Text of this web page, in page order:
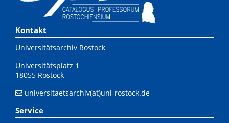
Kontakt
Universitätsarchiv Rostock
Universitätsplatz 1
18055 Rostock
universitaetsarchiv(at)uni-rostock.de
Service